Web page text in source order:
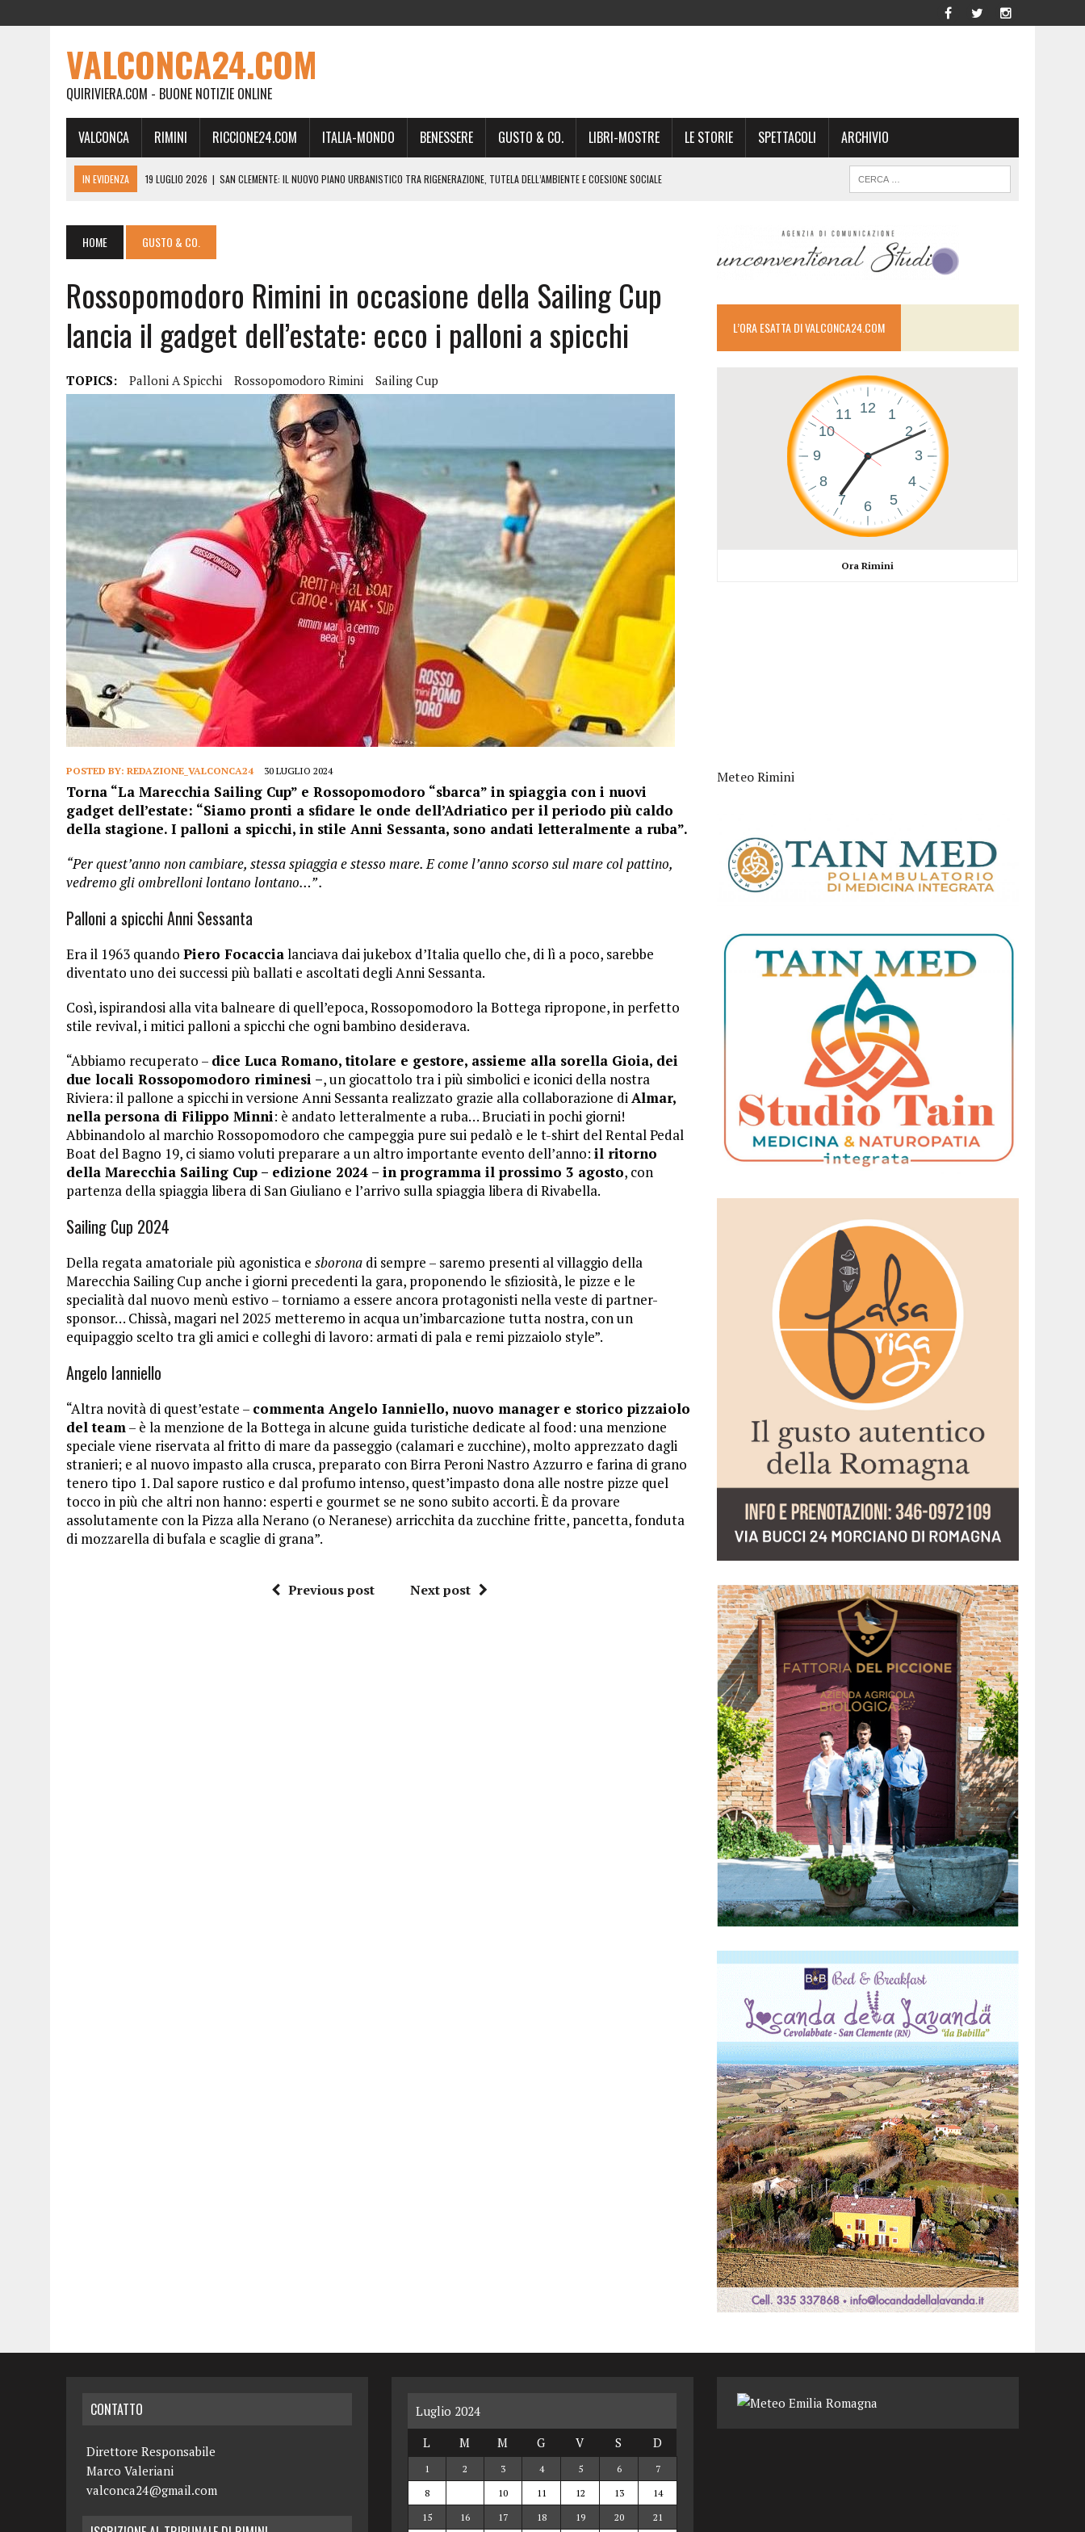
VALCONCA24.COM
QUIRIVIERA.COM - BUONE NOTIZIE ONLINE
VALCONCA RIMINI RICCIONE24.COM ITALIA-MONDO BENESSERE GUSTO & CO. LIBRI-MOSTRE LE STORIE SPETTACOLI ARCHIVIO
IN EVIDENZA 19 LUGLIO 2026 | SAN CLEMENTE: IL NUOVO PIANO URBANISTICO TRA RIGENERAZIONE, TUTELA DELL’AMBIENTE E COESIONE SOCIALE
19 FEBBRAIO 2026 | RIMINI, A IL GATTO SULL’ALBICOCCO ARRIVA ANDREA GIONCHETTI SOMMELIER DEL CALABRESE “QAFIZ”
DOVE LA CARNE DIVENTA MEMORIA: IL CORPO, L’ORIGINE, IL RITORNO. L’OPERA DI KIROLES BOSHRA È VITA VERA
18 DICEMBRE 2025 | SAN CLEMENTE, AL VILLA ULTIMO ATTO DELLA PRIMA PARTE DI STAGIONE TEATRALE CON CLAUDIO MORICI SABATO 20
18 DICEMBRE 2025
| SAN CLEMENTE, SALA DEL CONSIGLIO INTITOLATA A GIACOMO MATTEOTTI: “VITTIMA DELLA FURIA FASCISTA”
11 DICEMBRE 2025 | LA GUIDA FLOS OLEI INCORONA I “MAGNIFICI 7” DELL’EVO IN REGIONE: TRE POSTI D’ONORE TOCCANO ALLA VALCONCA
DANTE ALIGHIERI E L’USO DI PAPAVERINA: ECCO COME RIUSCÌ A COMPORRE TANTE OPERE COSÌ VOLUMINOSE
10 DICEMBRE 2025 | MONTESCUDO, AL TEATRO ROSASPINA PRIMA EDIZIONE DELL’ITALIAN PET FRIENDLY GALÀ IDEATO DA MARCO BONINI
6 DICEMBRE 2025
CATTOLICA, I FRATELLI RAUCCI CONFERMANO LA LORO STELLA DEL PREMIO GUIDA CHEF DI PIZZA: “UN GRANDE ONORE”
1 AGOSTO 2026 | A CATTOLICA APRE “RAVEN”: IL PRIMO “DRINK PLAY SHOP” DELLA REGINA VOLUTO DA FRANCESCA E NICOLAS
HOME GUSTO & CO.
Rossopomodoro Rimini in occasione della Sailing Cup
lancia il gadget dell’estate: ecco i palloni a spicchi
TOPICS: Palloni A Spicchi Rossopomodoro Rimini Sailing Cup
POSTED BY: REDAZIONE_VALCONCA24 30 LUGLIO 2024
Torna “La Marecchia Sailing Cup” e Rossopomodoro “sbarca” in spiaggia con i nuovi
gadget dell’estate: “Siamo pronti a sfidare le onde dell’Adriatico per il periodo più caldo
della stagione. I palloni a spicchi, in stile Anni Sessanta, sono andati letteralmente a ruba”.
“Per quest’anno non cambiare, stessa spiaggia e stesso mare. E come l’anno scorso sul mare col pattino,
vedremo gli ombrelloni lontano lontano…” .
Palloni a spicchi Anni Sessanta
Era il 1963 quando Piero Focaccialanciava dai jukebox d’Italia quello che, di lì a poco, sarebbe
diventato uno dei successi più ballati e ascoltati degli Anni Sessanta.
Così, ispirandosi alla vita balneare di quell’epoca, Rossopomodoro la Bottega ripropone, in perfetto
stile revival, i mitici palloni a spicchi che ogni bambino desiderava.
“Abbiamo recuperato – dice Luca Romano, titolare e gestore, assieme alla sorella Gioia, dei
due locali Rossopomodoro riminesi –, un giocattolo tra i più simbolici e iconici della nostra
Riviera: il pallone a spicchi in versione Anni Sessanta realizzato grazie alla collaborazione diAlmar,
nella persona di Filippo Minni: è andato letteralmente a ruba… Bruciati in pochi giorni!
Abbinandolo al marchio Rossopomodoro che campeggia pure sui pedalò e le t-shirt del Rental Pedal
Boat del Bagno 19, ci siamo voluti preparare a un altro importante evento dell’anno: il ritorno
della Marecchia Sailing Cup – edizione 2024 – in programma il prossimo 3 agosto, con
partenza della spiaggia libera di San Giuliano e l’arrivo sulla spiaggia libera di Rivabella.
Sailing Cup 2024
Della regata amatoriale più agonistica e sborona di sempre – saremo presenti al villaggio della
Marecchia Sailing Cup anche i giorni precedenti la gara, proponendo le sfiziosità, le pizze e le
specialità dal nuovo menù estivo – torniamo a essere ancora protagonisti nella veste di partner-
sponsor… Chissà, magari nel 2025 metteremo in acqua un’imbarcazione tutta nostra, con un
equipaggio scelto tra gli amici e colleghi di lavoro: armati di pala e remi pizzaiolo style”.
Angelo Ianniello
“Altra novità di quest’estate – commenta Angelo Ianniello, nuovo manager e storico pizzaiolo
del team– è la menzione de la Bottega in alcune guida turistiche dedicate al food: una menzione
speciale viene riservata al fritto di mare da passeggio (calamari e zucchine), molto apprezzato dagli
stranieri; e al nuovo impasto alla crusca, preparato con Birra Peroni Nastro Azzurro e farina di grano
tenero tipo 1. Dal sapore rustico e dal profumo intenso, quest’impasto dona alle nostre pizze quel
tocco in più che altri non hanno: esperti e gourmet se ne sono subito accorti. È da provare
assolutamente con la Pizza alla Nerano (o Neranese) arricchita da zucchine fritte, pancetta, fonduta
di mozzarella di bufala e scaglie di grana”.
Previous post Next post
L’ORA ESATTA DI VALCONCA24.COM
Ora Rimini
Meteo Rimini
CONTATTO
Direttore Responsabile
Marco Valeriani
valconca24@gmail.com
Luglio 2024
L
M M G V S D
1 2 3 4 5 6
7
8
10 11 12 13
14
15
16 17 18 19 20 21